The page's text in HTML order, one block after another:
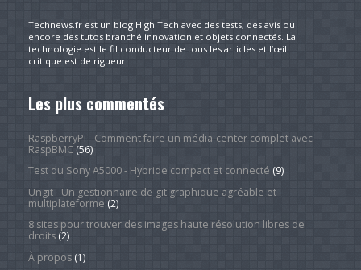
Technews.fr est un blog High Tech avec des tests, des avis ou
encore des tutos branché innovation et objets connectés. La
technologie est le fil conducteur de tous les articles et l’œil
critique est de rigueur.
Les plus commentés
RaspberryPi - Comment faire un média-center complet avec
RaspBMC(56)
Test du Sony A5000 - Hybride compact et connecté (9)
Ungit - Un gestionnaire de git graphique agréable et
multiplateforme (2)
8 sites pour trouver des images haute résolution libres de
droits(2)
À propos(1)